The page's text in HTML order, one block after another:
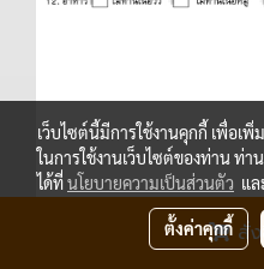
สั่
เว็บไซต์นี้มีการใช้งานคุกกี้ เพื่อ
ในการใช้งานเว็บไซต์ของท่าน ท่
ได้ที่นโยบายความเป็นส่วนตัว แล
ตั้งค่าคุกกี้